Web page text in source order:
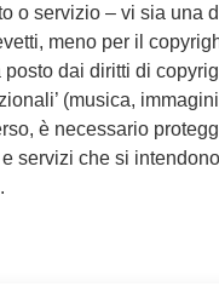
o servizio – vi sia una
meno per il
dai diritti di
(musica,
è necessario
servizi che si